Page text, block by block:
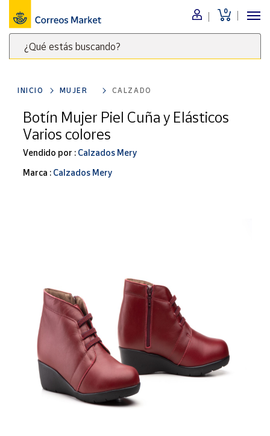
0
¿Qué estás buscando?
clave
para
buscar
productos
Correos
Menú
Nuestro
catálogo
Alimentación
Bebidas
Ocio y cultura
Juguetes y
Papelería
Para Canarias,
Ceuta y Melilla
populares
INICIO MUJER CALZADO
Botín Mujer Piel Cuña y Elásticos
Varios colores
Vendido por : Calzados Mery
Marca : Calzados Mery